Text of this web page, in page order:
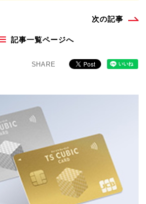
記事一覧ページへ
次の記事
SHARE